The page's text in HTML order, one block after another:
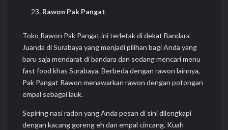
Rawon Pak Pangat
Toko Rawon Pak Pangat ini terletak di dekat Bandara
Juanda di Surabaya yang menjadi pilihan bagi Anda yang
baru saja mendarat di bandara dan sedang mencari menu
fast food khas Surabaya. Berbeda dengan rawon lainnya,
Pak Pangat Rawon menawarkan rawon dengan potongan
empal sebagai lauk.
Sepiring nasi radon yang Anda pesan di sini dilengkapi
dengan kacang goreng eh dan empal cincang. Kuah